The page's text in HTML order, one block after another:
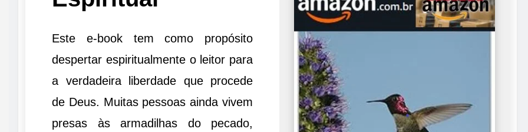
Este e-book tem como propósito
despertar espiritualmente o leitor para
a verdadeira liberdade que procede
de Deus. Muitas pessoas ainda vivem
presas às armadilhas do pecado,